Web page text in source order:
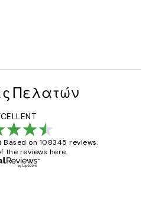
Πελατών
Based on 108345 reviews.
the reviews here.